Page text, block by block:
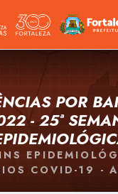
POR
- 25ª
COVID-19 -